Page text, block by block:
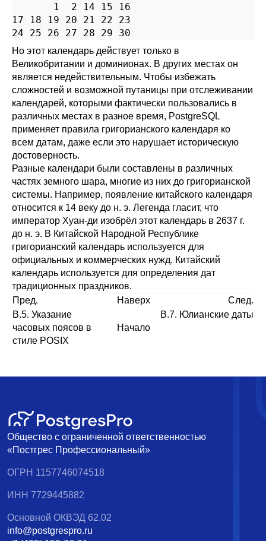
       1  2 14 15 16
17 18 19 20 21 22 23
Но этот календарь действует только в
Великобритании и доминионах. В других местах он
является недействительным. Чтобы избежать
сложностей и возможной путаницы при отслеживании
календарей, которыми фактически пользовались в
различных местах в разное время, PostgreSQL
применяет правила григорианского календаря ко
всем датам, даже если это нарушает историческую
достоверность.
Разные календари были составлены в различных
частях земного шара, многие из них до григорианской
системы. Например, появление китайского календаря
относится к 14 веку до н. э. Легенда гласит, что
император Хуан-ди изобрёл этот календарь в 2637 г.
до н. э. В Китайской Народной Республике
григорианский календарь используется для
официальных и коммерческих нужд. Китайский
календарь используется для определения дат
традиционных праздников.
Пред.
Наверх
След.
B.5. Указание
часовых поясов в
стиле POSIX
Начало
B.7. Юлианские даты
Общество с ограниченной ответственностью
«Постгрес Профессиональный»
ОГРН 1157746074518
ИНН 7729445882
Основной ОКВЭД 62.02
info@postgrespro.ru